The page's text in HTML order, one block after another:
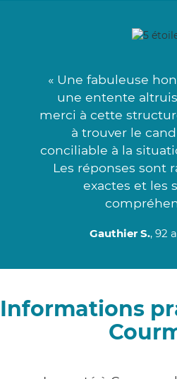
« Une fabuleuse
une entente
merci à cette
à trouver le
conciliable à la
Les réponses sont
exactes et les
Gauthier S., 92
Informations